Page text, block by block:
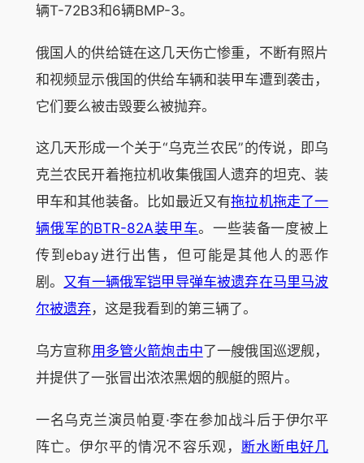
辆T-72B3和6辆BMP-3。
俄国人的供给链在这几天伤亡惨重，不断有照片
和视频显示俄国的供给车辆和装甲车遭到袭击，
它们要么被击毁要么被抛弃。
这几天形成一个关于“乌克兰农民”的传说，即乌
克兰农民开着拖拉机收集俄国人遗弃的坦克、装
甲车和其他装备。比如最近又有拖拉机拖走了一
辆俄军的BTR-82A装甲车。一些装备一度被上
传到ebay进行出售，但可能是其他人的恶作
剧。 又有一辆俄军铠甲导弹车被遗弃在马里马波
尔被遗弃，这是我看到的第三辆了。
乌方宣称用多管火箭炮击中了一艘俄国巡逻舰，
并提供了一张冒出浓浓黑烟的舰艇的照片。
一名乌克兰演员帕夏·李在参加战斗后于伊尔平
阵亡。伊尔平的情况不容乐观，
断水断电好几